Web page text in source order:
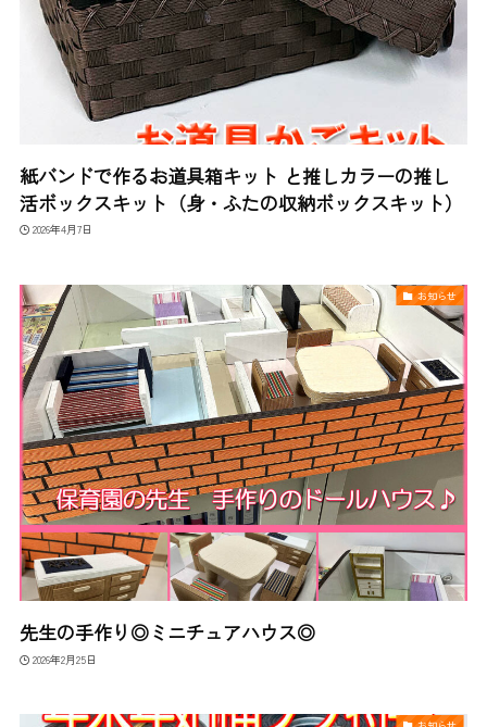
紙バンドで作るお道具箱キット と推しカラーの推し
活ボックスキット（身・ふたの収納ボックスキット）
2026年4月7日
お知らせ
先生の手作り◎ミニチュアハウス◎
2026年2月25日